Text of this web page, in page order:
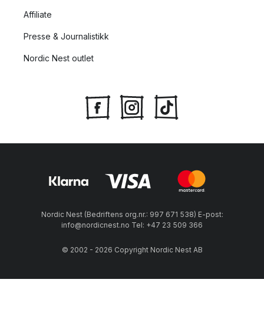
Affiliate
Presse & Journalistikk
Nordic Nest outlet
Nordic Nest (Bedriftens org.nr.: 997 671 538) E-post:
info@nordicnest.no Tel: +47 23 509 366
© 2002 - 2026 Copyright Nordic Nest AB